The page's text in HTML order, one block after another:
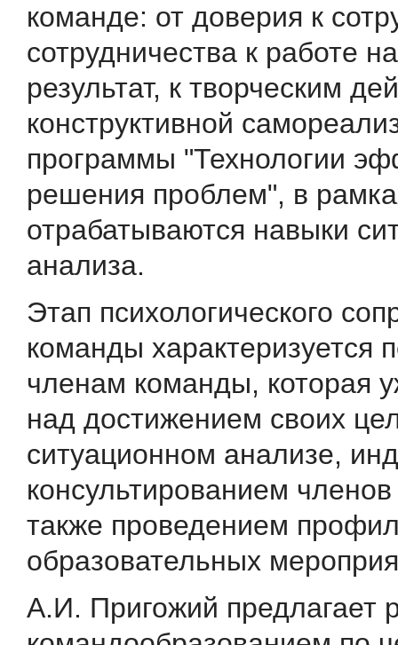
команде: от доверия к
сотрудничества к работе
результат, к творческим
конструктивной
программы "Технологии
решения проблем", в
отрабатываются навыки
анализа.
Этап психологического
команды характеризуется
членам команды, которая
над достижением своих
ситуационном анализе,
консультированием
также проведением
образовательных
А.И. Пригожий предлагает